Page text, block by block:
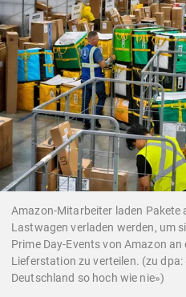
Amazon-Mitarbeiter laden Pakete
Lastwagen verladen werden, um
Prime Day-Events von Amazon an
Lieferstation zu verteilen. (zu
Deutschland so hoch wie nie»)